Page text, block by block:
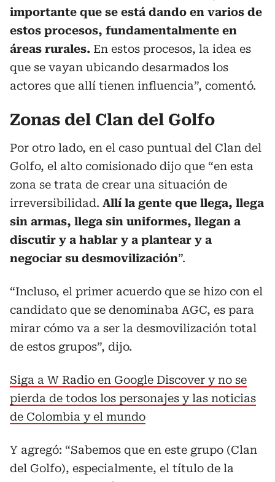
importante que se está dando en varios de
estos procesos, fundamentalmente en
áreas rurales. En estos procesos, la idea es
que se vayan ubicando desarmados los
actores que allí tienen influencia”, comentó.
Zonas del Clan del Golfo
Por otro lado, en el caso puntual del Clan del
Golfo, el alto comisionado dijo que “en esta
zona se trata de crear una situación de
irreversibilidad. Allí la gente que llega, llega
sin armas, llega sin uniformes, llegan a
discutir y a hablar y a plantear y a
negociar su desmovilización”.
“Incluso, el primer acuerdo que se hizo con el
candidato que se denominaba AGC, es para
mirar cómo va a ser la desmovilización total
de estos grupos”, dijo.
Siga a W Radio en Google Discover y no se
pierda de todos los personajes y las noticias
de Colombia y el mundo
Y agregó: “Sabemos que en este grupo (Clan
del Golfo), especialmente, el título de la